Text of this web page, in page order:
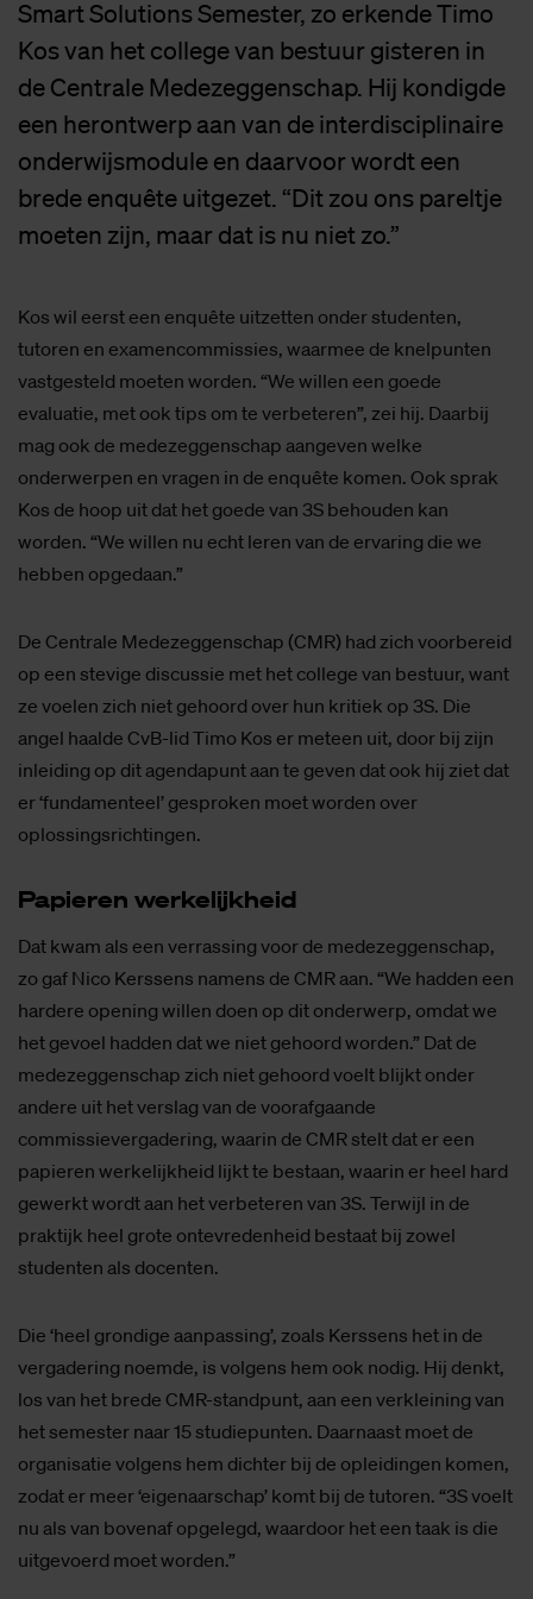
Smart Solutions Semester, zo erkende Timo
Kos van het college van bestuur gisteren in
de Centrale Medezeggenschap. Hij kondigde
een herontwerp aan van de interdisciplinaire
onderwijsmodule en daarvoor wordt een
brede enquête uitgezet. “Dit zou ons pareltje
moeten zijn, maar dat is nu niet zo.”
Kos wil eerst een enquête uitzetten onder studenten,
tutoren en examencommissies, waarmee de knelpunten
vastgesteld moeten worden. “We willen een goede
evaluatie, met ook tips om te verbeteren”, zei hij. Daarbij
mag ook de medezeggenschap aangeven welke
onderwerpen en vragen in de enquête komen. Ook sprak
Kos de hoop uit dat het goede van 3S behouden kan
worden. “We willen nu echt leren van de ervaring die we
hebben opgedaan.”
De Centrale Medezeggenschap (CMR) had zich voorbereid
op een stevige discussie met het college van bestuur, want
ze voelen zich niet gehoord over hun kritiek op 3S. Die
angel haalde CvB-lid Timo Kos er meteen uit, door bij zijn
inleiding op dit agendapunt aan te geven dat ook hij ziet dat
er ‘fundamenteel’ gesproken moet worden over
oplossingsrichtingen.
Pa­pie­ren wer­ke­lijk­heid
Dat kwam als een verrassing voor de medezeggenschap,
zo gaf Nico Kerssens namens de CMR aan. “We hadden een
hardere opening willen doen op dit onderwerp, omdat we
het gevoel hadden dat we niet gehoord worden.” Dat de
medezeggenschap zich niet gehoord voelt blijkt onder
andere uit het verslag van de voorafgaande
commissievergadering, waarin de CMR stelt dat er een
papieren werkelijkheid lijkt te bestaan, waarin er heel hard
gewerkt wordt aan het verbeteren van 3S. Terwijl in de
praktijk heel grote ontevredenheid bestaat bij zowel
studenten als docenten.
Die ‘heel grondige aanpassing’, zoals Kerssens het in de
vergadering noemde, is volgens hem ook nodig. Hij denkt,
los van het brede CMR-standpunt, aan een verkleining van
het semester naar 15 studiepunten. Daarnaast moet de
organisatie volgens hem dichter bij de opleidingen komen,
zodat er meer ‘eigenaarschap’ komt bij de tutoren. “3S voelt
nu als van bovenaf opgelegd, waardoor het een taak is die
uitgevoerd moet worden.”